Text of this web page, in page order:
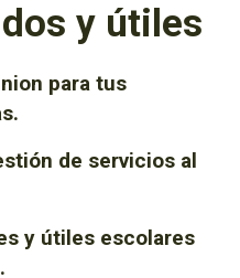
y útiles
para tus
de servicios al
y útiles escolares